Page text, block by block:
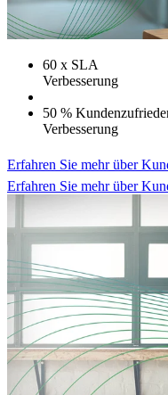
60 x SLA
Verbesserung
50 %
Verbesserung
Erfahren Sie mehr über
Erfahren Sie mehr über